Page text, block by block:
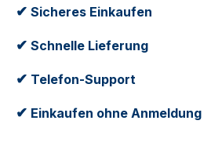
✔ Sicheres Einkaufen
✔ Schnelle Lieferung
✔ Telefon-Support
✔ Einkaufen ohne Anmeldung